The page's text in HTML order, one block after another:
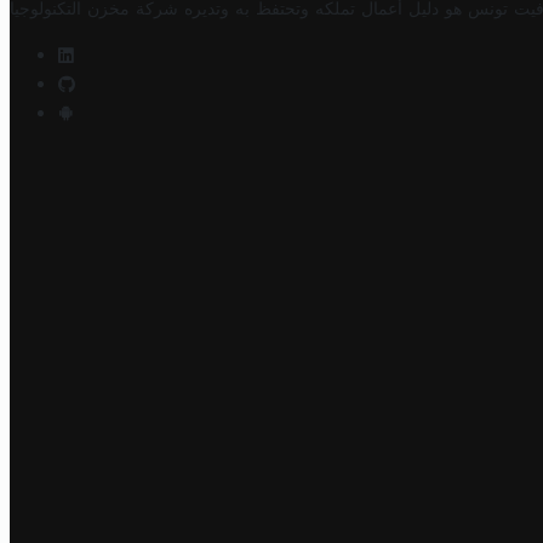
تونس هو دليل أعمال تملكه وتحتفظ به وتديره شركة مخزن التكنولوجيا